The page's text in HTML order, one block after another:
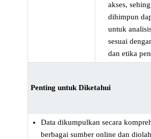
akses,
dihimpun
untuk
sesuai
dan etika
Penting untuk Diketahui
Data dikumpulkan secara
berbagai sumber online dan